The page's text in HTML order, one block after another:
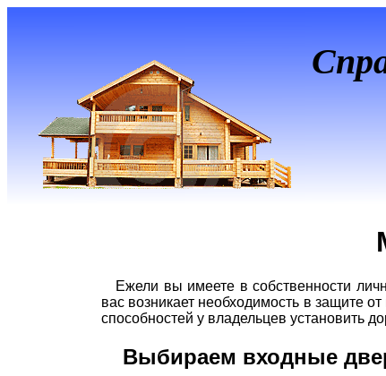
Ежели вы имеете в собственности
вас возникает необходимость в защите
способностей у владельцев установить
Выбираем входные